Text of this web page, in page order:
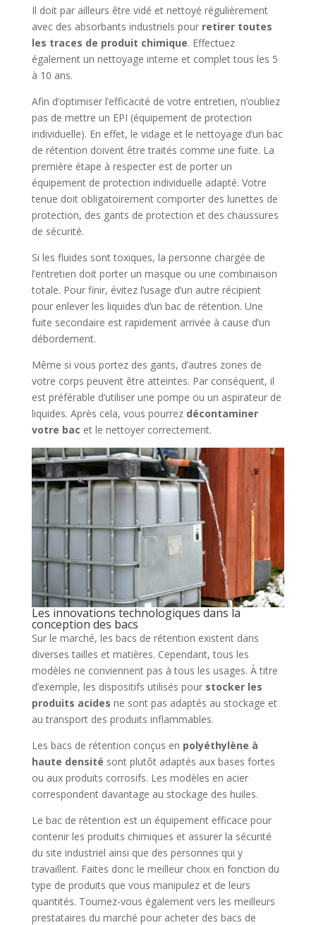
Il doit par ailleurs être vidé et nettoyé régulièrement
avec des absorbants industriels pour retirer toutes
les traces de produit chimique. Effectuez
également un nettoyage interne et complet tous les 5
à 10 ans.
Afin d’optimiser l’efficacité de votre entretien, n’oubliez
pas de mettre un EPI (équipement de protection
individuelle). En effet, le vidage et le nettoyage d’un bac
de rétention doivent être traités comme une fuite. La
première étape à respecter est de porter un
équipement de protection individuelle adapté. Votre
tenue doit obligatoirement comporter des lunettes de
protection, des gants de protection et des chaussures
de sécurité.
Si les fluides sont toxiques, la personne chargée de
l’entretien doit porter un masque ou une combinaison
totale. Pour finir, évitez l’usage d’un autre récipient
pour enlever les liquides d’un bac de rétention. Une
fuite secondaire est rapidement arrivée à cause d’un
débordement.
Même si vous portez des gants, d’autres zones de
votre corps peuvent être atteintes. Par conséquent, il
est préférable d’utiliser une pompe ou un aspirateur de
liquides. Après cela, vous pourrez décontaminer
votre bac et le nettoyer correctement.
Les innovations technologiques dans la
conception des bacs
Sur le marché, les bacs de rétention existent dans
diverses tailles et matières. Cependant, tous les
modèles ne conviennent pas à tous les usages. À titre
d’exemple, les dispositifs utilisés pourstocker les
produits acides ne sont pas adaptés au stockage et
au transport des produits inflammables.
Les bacs de rétention conçus en polyéthylène à
haute densité sont plutôt adaptés aux bases fortes
ou aux produits corrosifs. Les modèles en acier
correspondent davantage au stockage des huiles.
Le bac de rétention est un équipement efficace pour
contenir les produits chimiques et assurer la sécurité
du site industriel ainsi que des personnes qui y
travaillent. Faites donc le meilleur choix en fonction du
type de produits que vous manipulez et de leurs
quantités. Tournez-vous également vers les meilleurs
prestataires du marché pour acheter des bacs de